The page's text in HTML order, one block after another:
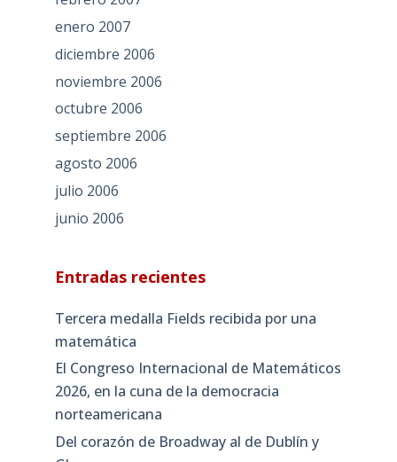
enero 2007
diciembre 2006
noviembre 2006
octubre 2006
septiembre 2006
agosto 2006
julio 2006
junio 2006
Entradas recientes
Tercera medalla Fields recibida por una
matemática
El Congreso Internacional de Matemáticos
2026, en la cuna de la democracia
norteamericana
Del corazón de Broadway al de Dublín y